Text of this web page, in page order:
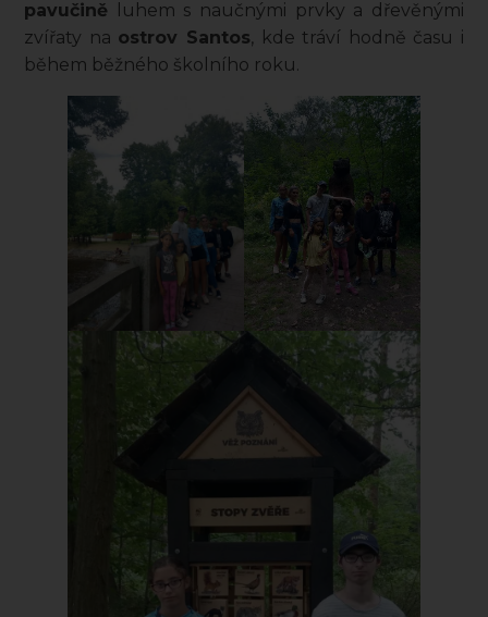
pavučině luhem s naučnými prvky a dřevěnými
zvířaty na ostrov Santos, kde tráví hodně času i
během běžného školního roku.